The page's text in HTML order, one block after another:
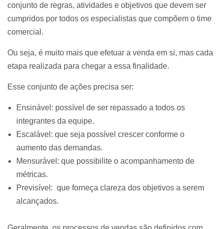
conjunto de regras, atividades e objetivos que devem ser
cumpridos por todos os especialistas que compõem o time
comercial.
Ou seja, é muito mais que efetuar a venda em si, mas cada
etapa realizada para chegar a essa finalidade.
Esse conjunto de ações precisa ser:
Ensinável: possível de ser repassado a todos os
integrantes da equipe.
Escalável: que seja possível crescer conforme o
aumento das demandas.
Mensurável: que possibilite o acompanhamento de
métricas.
Previsível: que forneça clareza dos objetivos a serem
alcançados.